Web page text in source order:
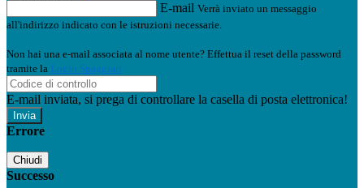
E-mail Verrà inviato un messaggio
all'indirizzo indicato con le istruzioni necessarie.
Non hai una e-mail associata al nome utente? Effettua il reset della password
tramite la Login Spaggiari
E-mail inviata, si prega di controllare la casella di posta elettronica!
Errore
Chiudi
Successo